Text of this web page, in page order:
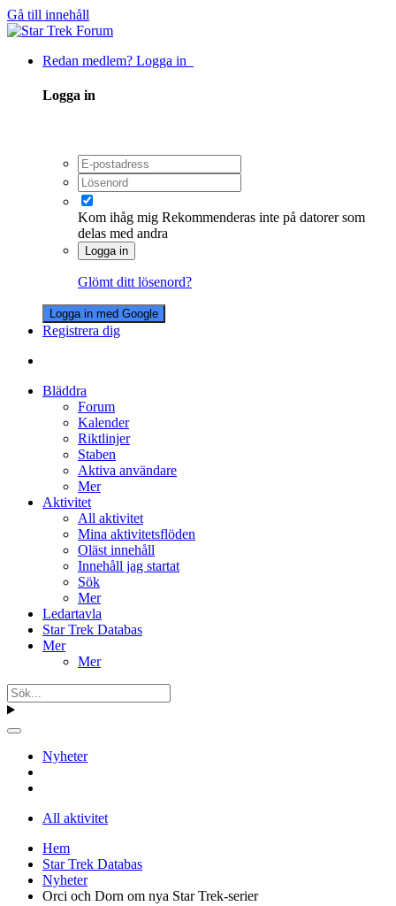
Gå till innehåll
Redan medlem? Logga in
Logga in
Kom ihåg mig Rekommenderas inte på datorer som
delas med andra
Logga in
Glömt ditt lösenord?
Logga in med Google
Registrera dig
Bläddra
Forum
Kalender
Riktlinjer
Staben
Aktiva användare
Mer
Aktivitet
All aktivitet
Mina aktivitetsflöden
Oläst innehåll
Innehåll jag startat
Sök
Mer
Ledartavla
Star Trek Databas
Mer
Mer
Nyheter
All aktivitet
Hem
Star Trek Databas
Nyheter
Orci och Dorn om nya Star Trek-serier